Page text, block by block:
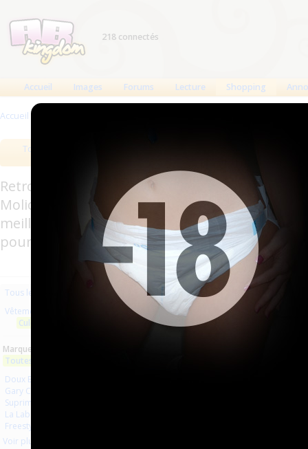
218 connectés
Accueil Images Forums Lecture Shopping
Accueil >
Tous les produits
Retrouverez sur cette page les meilleures
Molicare, Comficare, Confiance, Depend,
meilleurs produits aussi bien pour les
pour l'incontinence.
Tous les produits
Vêtements en plastique
Culottes plastique
Marques :
Toutes les marques
Doux Baby
Gary Confort
Suprima
La Laborantine
Freestyle
Voir plus
Les plus récents Trier par nom